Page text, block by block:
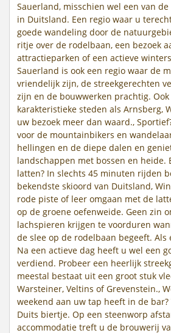
Sauerland, misschien wel een van
in Duitsland. Een regio waar u
goede wandeling door de
ritje over de rodelbaan, een bezoek
attractieparken of een actieve
Sauerland is ook een regio waar de
vriendelijk zijn, de streekgerechten
zijn en de bouwwerken prachtig.
karakteristieke steden als Arnsberg,
uw bezoek meer dan waard.,
voor de mountainbikers en
hellingen en de diepe dalen en
landschappen met bossen en heide.
latten? In slechts 45 minuten rijden
bekendste skioord van Duitsland,
rode piste of leer omgaan met de
op de groene oefenweide. Geen zin
lachspieren krijgen te voorduren
de slee op de rodelbaan begeeft. Als
Na een actieve dag heeft u wel een
verdiend. Probeer een heerlijk
meestal bestaat uit een groot stuk
Warsteiner, Veltins of Grevenstein.,
weekend aan uw tap heeft in de bar?
Duits biertje. Op een steenworp
accommodatie treft u de brouwerij